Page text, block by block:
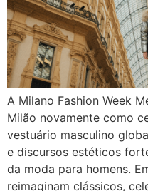
A Milano Fashion Week
Milão novamente como
vestuário masculino
e discursos estéticos
da moda para homens.
reimaginam clássicos,